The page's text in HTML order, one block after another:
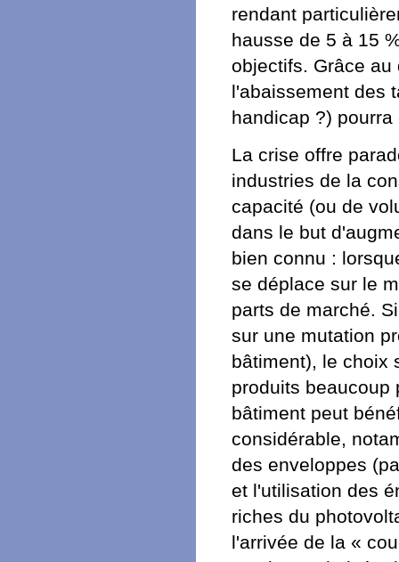
rendant
hausse de 5 à 15
objectifs. Grâce
l'abaissement des
handicap ?)
La crise offre
industries de la
capacité (ou de
dans le but
bien connu :
se déplace sur le
parts de marché.
sur une mutation
bâtiment), le choix
produits beaucoup
bâtiment peut
considérable,
des enveloppes
et l'utilisation des
riches du
l'arrivée de la «